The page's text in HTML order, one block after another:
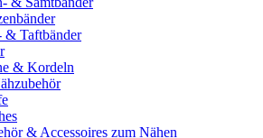
& Taftbänder
& Kordeln
& Accessoires zum Nähen